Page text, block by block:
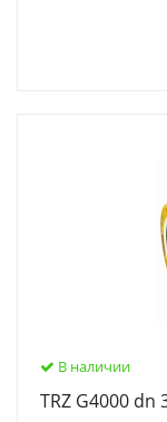
В наличии
TRZ G4000 dn